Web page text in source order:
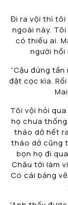
Đi ra vội thì tôi
ngoài này.
có thiếu ai.
người hồi
“Cậu đứng
đặt cọc kìa.
Tôi vội hỏi
họ chưa
tháo dở hết
tháo dở cũng
bọn họ đi
Châu tới làm
Có cái bảng